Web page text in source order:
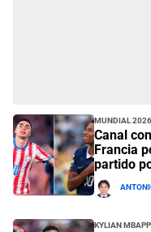
Mundial 2026
Canal
Francia
partido
Kylian